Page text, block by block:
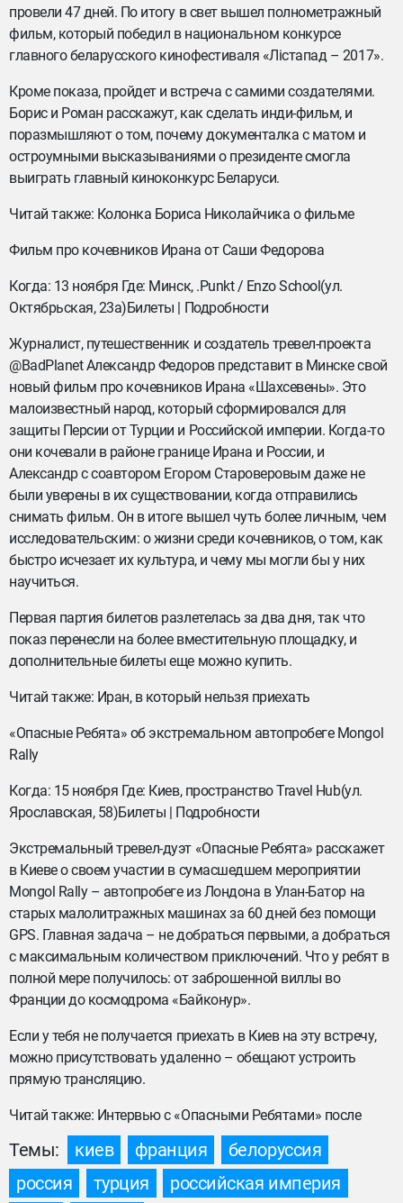
провели 47 дней. По итогу в свет вышел полнометражный
фильм, который победил в национальном конкурсе
главного беларусского кинофестиваля «Лістапад – 2017».
Кроме показа, пройдет и встреча с самими создателями.
Борис и Роман расскажут, как сделать инди-фильм, и
поразмышляют о том, почему документалка с матом и
остроумными высказываниями о президенте смогла
выиграть главный киноконкурс Беларуси.
Читай также: Колонка Бориса Николайчика о фильме
Фильм про кочевников Ирана от Саши Федорова
Когда: 13 ноября Где: Минск, .Punkt / Enzo School(ул.
Октябрьская, 23а)Билеты | Подробности
Журналист, путешественник и создатель тревел-проекта
@BadPlanet Александр Федоров представит в Минске свой
новый фильм про кочевников Ирана «Шахсевены». Это
малоизвестный народ, который сформировался для
защиты Персии от Турции и Российской империи. Когда-то
они кочевали в районе границе Ирана и России, и
Александр с соавтором Егором Староверовым даже не
были уверены в их существовании, когда отправились
снимать фильм. Он в итоге вышел чуть более личным, чем
исследовательским: о жизни среди кочевников, о том, как
быстро исчезает их культура, и чему мы могли бы у них
научиться.
Первая партия билетов разлетелась за два дня, так что
показ перенесли на более вместительную площадку, и
дополнительные билеты еще можно купить.
Читай также: Иран, в который нельзя приехать
«Опасные Ребята» об экстремальном автопробеге Mongol
Rally
Когда: 15 ноября Где: Киев, пространство Travel Hub(ул.
Ярославская, 58)Билеты | Подробности
Экстремальный тревел-дуэт «Опасные Ребята» расскажет
в Киеве о своем участии в сумасшедшем мероприятии
Mongol Rally – автопробеге из Лондона в Улан-Батор на
старых малолитражных машинах за 60 дней без помощи
GPS. Главная задача – не добраться первыми, а добраться
с максимальным количеством приключений. Что у ребят в
полной мере получилось: от заброшенной виллы во
Франции до космодрома «Байконур».
Если у тебя не получается приехать в Киев на эту встречу,
можно присутствовать удаленно – обещают устроить
прямую трансляцию.
Читай также: Интервью с «Опасными Ребятами» после
Темы: киев франция
белоруссия
россия
турция
российская империя